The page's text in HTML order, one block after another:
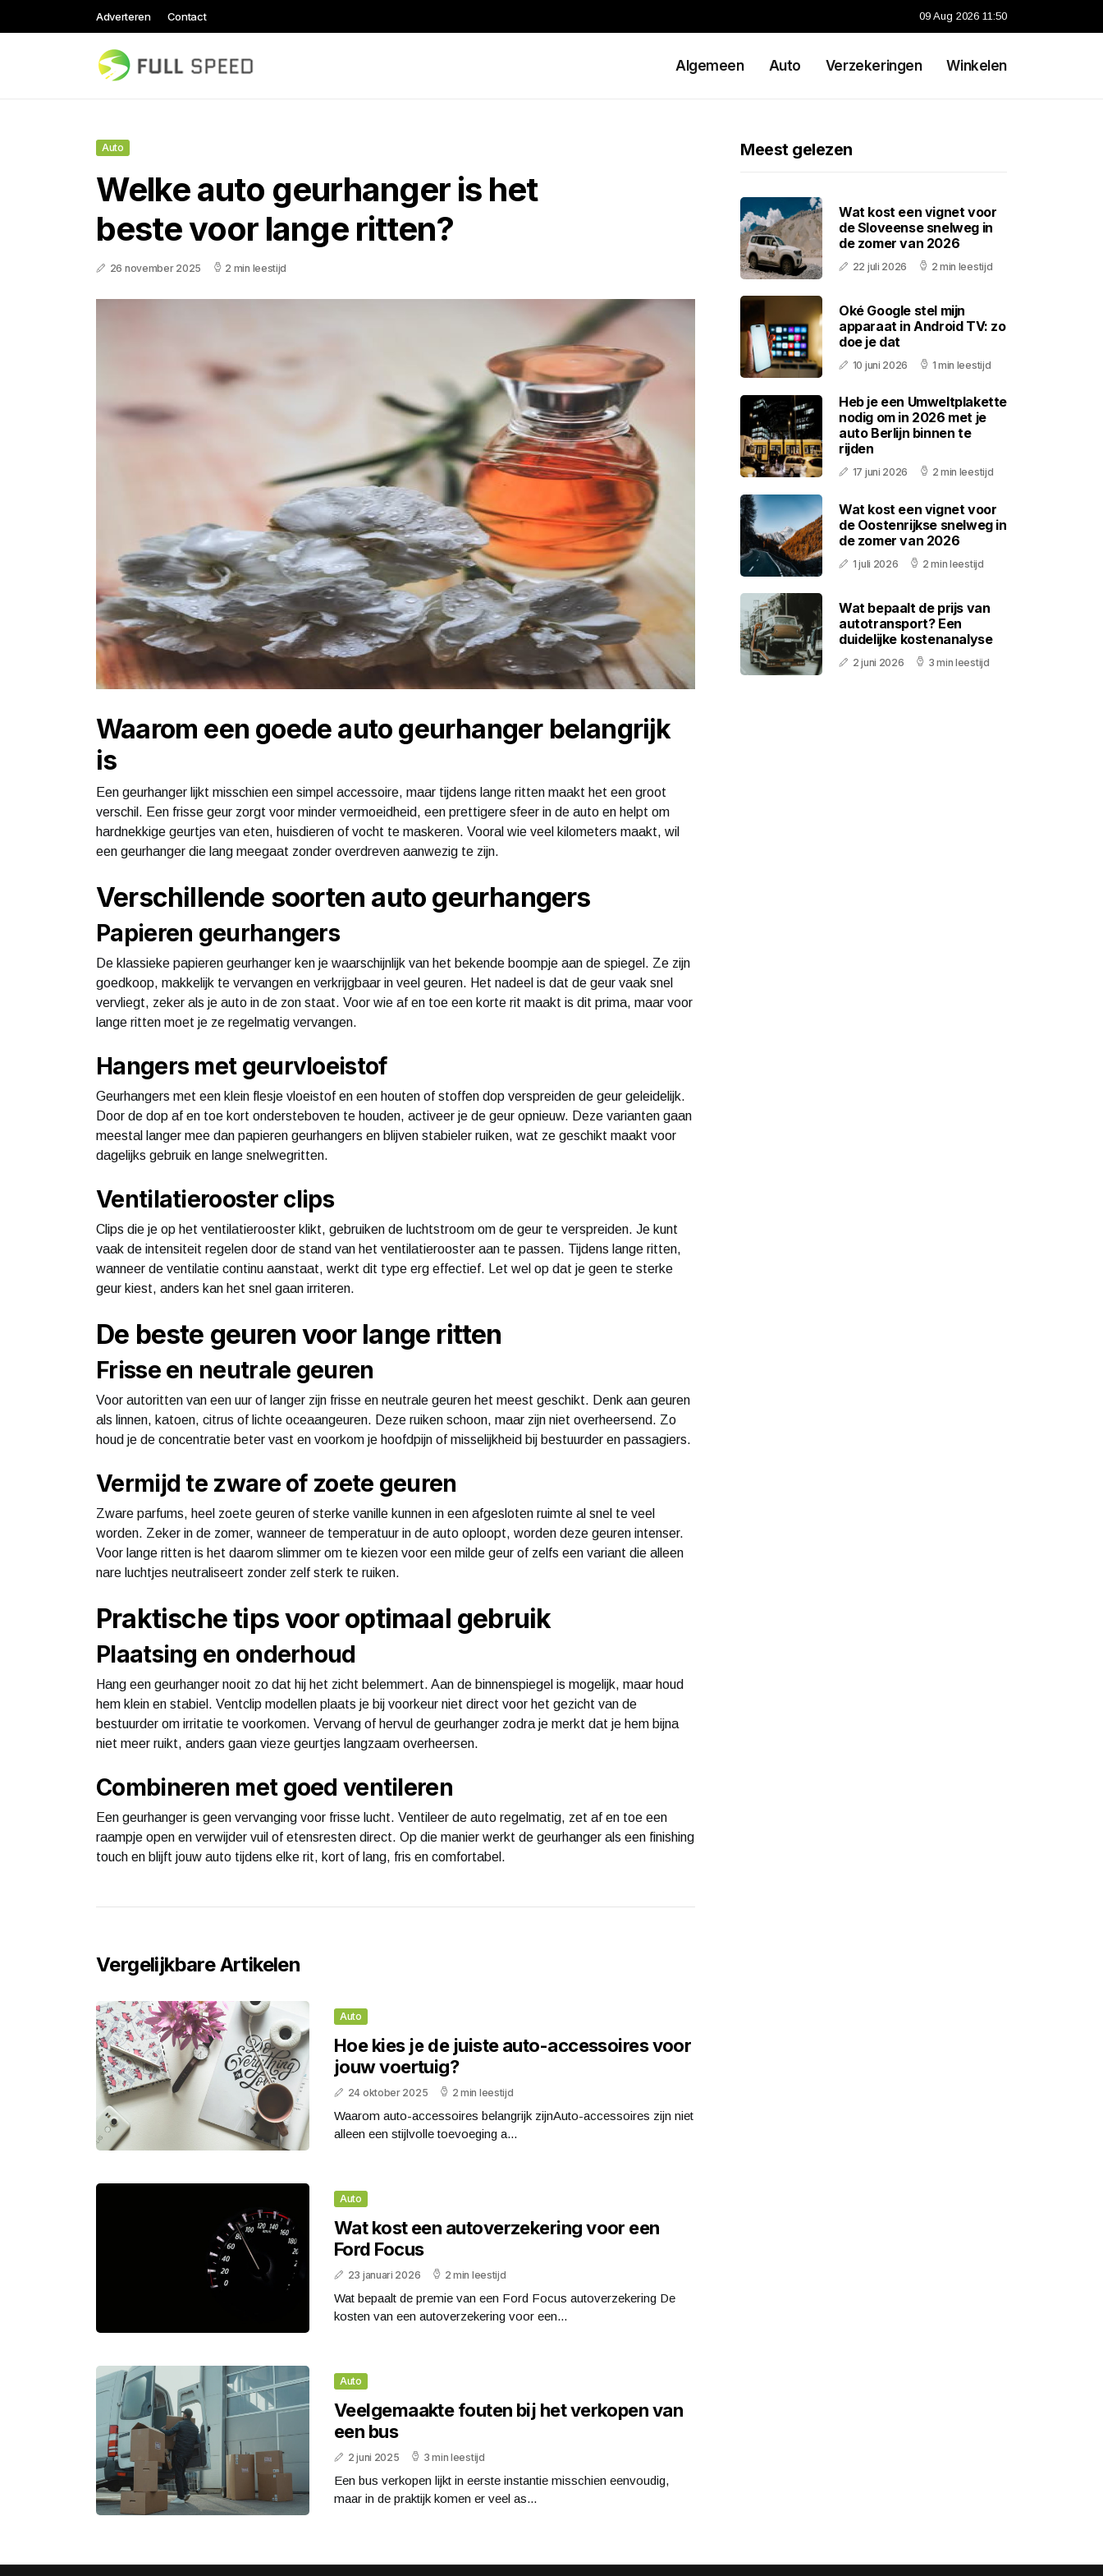
Adverteren Contact 09 Aug 2026 11:50
Algemeen Auto Verzekeringen Winkelen
Auto
Welke auto geurhanger is het
beste voor lange ritten?
26 november 2025 2 min leestijd
Waarom een goede auto geurhanger belangrijk
is
Een geurhanger lijkt misschien een simpel accessoire, maar tijdens lange ritten maakt het een groot
verschil. Een frisse geur zorgt voor minder vermoeidheid, een prettigere sfeer in de auto en helpt om
hardnekkige geurtjes van eten, huisdieren of vocht te maskeren. Vooral wie veel kilometers maakt, wil
een geurhanger die lang meegaat zonder overdreven aanwezig te zijn.
Verschillende soorten auto geurhangers
Papieren geurhangers
De klassieke papieren geurhanger ken je waarschijnlijk van het bekende boompje aan de spiegel. Ze zijn
goedkoop, makkelijk te vervangen en verkrijgbaar in veel geuren. Het nadeel is dat de geur vaak snel
vervliegt, zeker als je auto in de zon staat. Voor wie af en toe een korte rit maakt is dit prima, maar voor
lange ritten moet je ze regelmatig vervangen.
Hangers met geurvloeistof
Geurhangers met een klein flesje vloeistof en een houten of stoffen dop verspreiden de geur geleidelijk.
Door de dop af en toe kort ondersteboven te houden, activeer je de geur opnieuw. Deze varianten gaan
meestal langer mee dan papieren geurhangers en blijven stabieler ruiken, wat ze geschikt maakt voor
dagelijks gebruik en lange snelwegritten.
Ventilatierooster clips
Clips die je op het ventilatierooster klikt, gebruiken de luchtstroom om de geur te verspreiden. Je kunt
vaak de intensiteit regelen door de stand van het ventilatierooster aan te passen. Tijdens lange ritten,
wanneer de ventilatie continu aanstaat, werkt dit type erg effectief. Let wel op dat je geen te sterke
geur kiest, anders kan het snel gaan irriteren.
De beste geuren voor lange ritten
Frisse en neutrale geuren
Voor autoritten van een uur of langer zijn frisse en neutrale geuren het meest geschikt. Denk aan geuren
als linnen, katoen, citrus of lichte oceaangeuren. Deze ruiken schoon, maar zijn niet overheersend. Zo
houd je de concentratie beter vast en voorkom je hoofdpijn of misselijkheid bij bestuurder en passagiers.
Vermijd te zware of zoete geuren
Zware parfums, heel zoete geuren of sterke vanille kunnen in een afgesloten ruimte al snel te veel
worden. Zeker in de zomer, wanneer de temperatuur in de auto oploopt, worden deze geuren intenser.
Voor lange ritten is het daarom slimmer om te kiezen voor een milde geur of zelfs een variant die alleen
nare luchtjes neutraliseert zonder zelf sterk te ruiken.
Praktische tips voor optimaal gebruik
Plaatsing en onderhoud
Hang een geurhanger nooit zo dat hij het zicht belemmert. Aan de binnenspiegel is mogelijk, maar houd
hem klein en stabiel. Ventclip modellen plaats je bij voorkeur niet direct voor het gezicht van de
bestuurder om irritatie te voorkomen. Vervang of hervul de geurhanger zodra je merkt dat je hem bijna
niet meer ruikt, anders gaan vieze geurtjes langzaam overheersen.
Combineren met goed ventileren
Een geurhanger is geen vervanging voor frisse lucht. Ventileer de auto regelmatig, zet af en toe een
raampje open en verwijder vuil of etensresten direct. Op die manier werkt de geurhanger als een finishing
touch en blijft jouw auto tijdens elke rit, kort of lang, fris en comfortabel.
Vergelijkbare Artikelen
Auto
Hoe kies je de juiste auto-accessoires voor
jouw voertuig?
24 oktober 2025 2 min leestijd
Waarom auto-accessoires belangrijk zijnAuto-accessoires zijn niet
alleen een stijlvolle toevoeging a...
Auto
Wat kost een autoverzekering voor een
Ford Focus
23 januari 2026 2 min leestijd
Wat bepaalt de premie van een Ford Focus autoverzekering De
kosten van een autoverzekering voor een...
Auto
Veelgemaakte fouten bij het verkopen van
een bus
2 juni 2025 3 min leestijd
Een bus verkopen lijkt in eerste instantie misschien eenvoudig,
maar in de praktijk komen er veel as...
Meest gelezen
Wat kost een vignet voor
de Sloveense snelweg in
de zomer van 2026
22 juli 2026 2 min leestijd
Oké Google stel mijn
apparaat in Android TV: zo
doe je dat
10 juni 2026 1 min leestijd
Heb je een Umweltplakette
nodig om in 2026 met je
auto Berlijn binnen te
rijden
17 juni 2026 2 min leestijd
Wat kost een vignet voor
de Oostenrijkse snelweg in
de zomer van 2026
1 juli 2026 2 min leestijd
Wat bepaalt de prijs van
autotransport? Een
duidelijke kostenanalyse
2 juni 2026 3 min leestijd